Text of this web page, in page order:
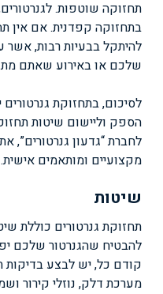
תחזוקה שוטפות.
בתחזוקה קפדנית. אם אין
להיתקל בבעיות רבות,
שלכם או באירוע שאתם
לסיכום, בתחזוקת
הספק וליישום שיטות
לחברת “גדעון גנרטורים”,
מקצועיים ומותאמים אישית.
שיטות
תחזוקת גנרטורים כוללת
להבטיח שהגנרטור שלכם
קודם כל, יש לבצע בדיקות
מערכת דלק, נוזלי קירור